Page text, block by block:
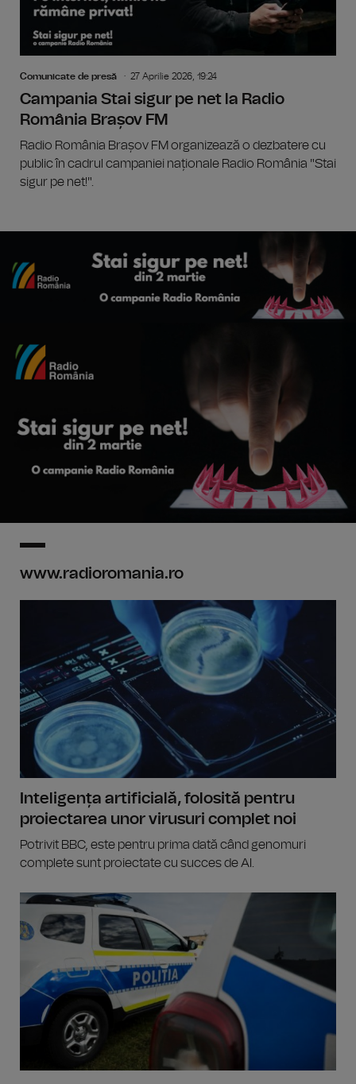
Comunicate de presă 27 Aprilie 2026, 19:24
Campania Stai sigur pe net la Radio
România Brașov FM
Radio România Brașov FM organizează o dezbatere cu
public în cadrul campaniei naționale Radio România "Stai
sigur pe net!".
www.radioromania.ro
Inteligența artificială, folosită pentru
proiectarea unor virusuri complet noi
Potrivit BBC, este pentru prima dată când genomuri
complete sunt proiectate cu succes de AI.